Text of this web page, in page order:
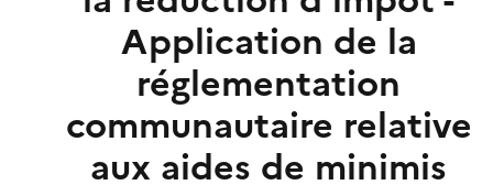
Application de la
réglementation
communautaire relative
aux aides de minimis